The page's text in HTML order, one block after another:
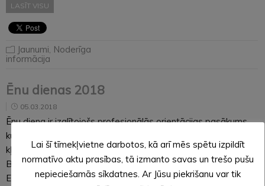
LASĪT VISU
Jaunumi, Noderīga
informācija
Ēnu dienas 2018
05.03.2018
Ēnu diena ir izglītojošs profesionālās orientācijas pasākums,
kurā skolēniem ir iespēja apmeklēt dažādas darba vietas un
kļūt par darbinieku “ēnām”. Ēnu dienu Latvijā organizē
Biznesa izglītības biedrība Junior Achievement-Young
Enterprise Latvija. Ēnu dienu mērķis ir Veicināt novada
Lai šī tīmekļvietne darbotos, kā arī mēs spētu izpildīt
normatīvo aktu prasības, tā izmanto savas un trešo pušu
nepieciešamās sīkdatnes. Ar Jūsu piekrišanu var tik